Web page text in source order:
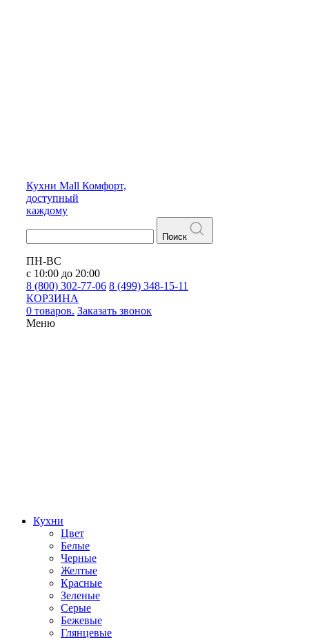
Кухни Mall Комфорт,
доступный
каждому
Поиск
ПН-ВС
с 10:00 до 20:00
8 (800) 302-77-06 8 (499) 348-15-11
КОРЗИНА
0 товаров. Заказать звонок
Меню
Кухни
Цвет
Белые
Черные
Желтые
Красные
Зеленые
Серые
Бежевые
Глянцевые